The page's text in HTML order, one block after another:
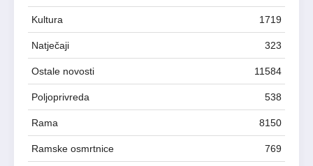
Kultura 1719
Natječaji 323
Ostale novosti 11584
Poljoprivreda 538
Rama 8150
Ramske osmrtnice 769